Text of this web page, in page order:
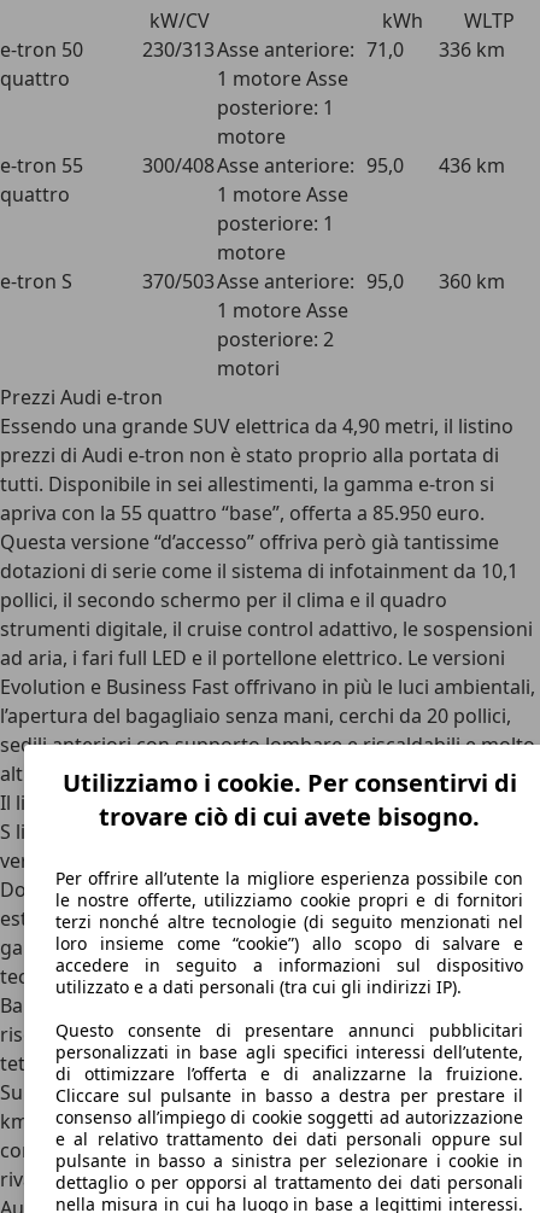
kW/CV
kWh
WLTP
e-tron 50
quattro
230/313Asse anteriore:
1 motore Asse
posteriore: 1
motore
71,0 336 km
e-tron 55
quattro
300/408Asse anteriore:
1 motore Asse
posteriore: 1
motore
95,0 436 km
e-tron S 370/503Asse anteriore:
1 motore Asse
posteriore: 2
motori
95,0 360 km
Prezzi Audi e-tron
Essendo una grande SUV elettrica da 4,90 metri, il listino
prezzi di Audi e-tron non è stato proprio alla portata di
tutti. Disponibile in sei allestimenti, la gamma e-tron si
apriva con la 55 quattro “base”, offerta a 85.950 euro.
Questa versione “d’accesso” offriva però già tantissime
dotazioni di serie come il sistema di infotainment da 10,1
pollici, il secondo schermo per il clima e il quadro
strumenti digitale, il cruise control adattivo, le sospensioni
ad aria, i fari full LED e il portellone elettrico. Le versioni
Evolution e Business Fast offrivano in più le luci ambientali,
l’apertura del bagagliaio senza mani, cerchi da 20 pollici,
sedili anteriori con supporto lombare e riscaldabili e molto
altro.
Il listino prezzi di Audi e-tron continuava poi con la
S line Fast edition, che sfoggia linee da e-tron S per la
versione 55 da 408 CV, e infine con la e-tron S da 503 CV.
Dotata di freni maggiorati, sospensioni più rigide ed
esterni e interni più sportivi, parte da 98.300 euro. La top di
gamma è però la e-tron S sport attitude, che offre tutte le
tecnologie della gamma e-tron come il sistema Hi-Fi della
Bang&Olufsen, il riconoscimento dei segnali stradali, il
riscaldamento potenziato, la telecamera posteriore e il
tetto panoramico.
Sul mercato dell’usato gli esemplari con poco più di 50.000
km scendono sotto i 30.000 euro per le versioni base,
comunque già ben accessoriate e rifinite, vista la bassa
rivalutazione delle vetture elettriche.
Utilizziamo i cookie. Per consentirvi di
trovare ciò di cui avete bisogno.
Per offrire all’utente la migliore esperienza possibile con
le nostre offerte, utilizziamo cookie propri e di fornitori
terzi nonché altre tecnologie (di seguito menzionati nel
loro insieme come “cookie”) allo scopo di salvare e
accedere in seguito a informazioni sul dispositivo
utilizzato e a dati personali (tra cui gli indirizzi IP).
Questo consente di presentare annunci pubblicitari
personalizzati in base agli specifici interessi dell’utente,
di ottimizzare l’offerta e di analizzarne la fruizione.
Cliccare sul pulsante in basso a destra per prestare il
consenso all’impiego di cookie soggetti ad autorizzazione
e al relativo trattamento dei dati personali oppure sul
pulsante in basso a sinistra per selezionare i cookie in
dettaglio o per opporsi al trattamento dei dati personali
nella misura in cui ha luogo in base a legittimi interessi.